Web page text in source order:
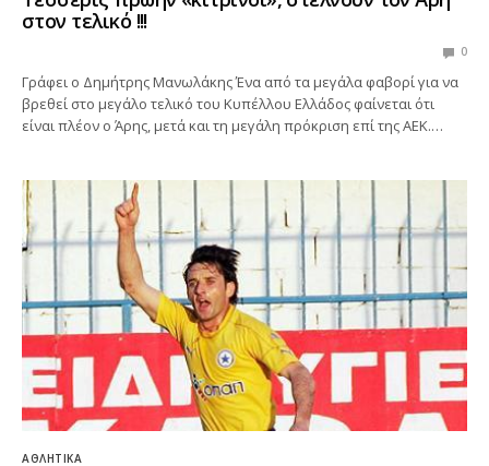
στον τελικό !!!
0
Γράφει ο Δημήτρης Μανωλάκης Ένα από τα μεγάλα φαβορί για να
βρεθεί στο μεγάλο τελικό του Κυπέλλου Ελλάδος φαίνεται ότι
είναι πλέον ο Άρης, μετά και τη μεγάλη πρόκριση επί της ΑΕΚ.…
ΑΘΛΗΤΙΚΆ